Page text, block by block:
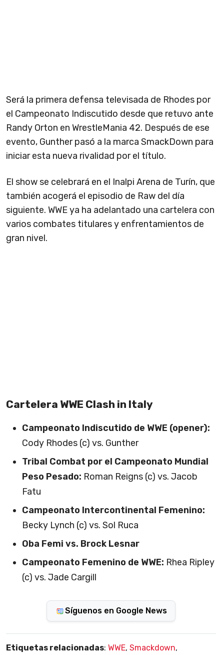
Será la primera defensa televisada de Rhodes por
el Campeonato Indiscutido desde que retuvo ante
Randy Orton en WrestleMania 42. Después de ese
evento, Gunther pasó a la marca SmackDown para
iniciar esta nueva rivalidad por el título.
El show se celebrará en el Inalpi Arena de Turín, que
también acogerá el episodio de Raw del día
siguiente. WWE ya ha adelantado una cartelera con
varios combates titulares y enfrentamientos de
gran nivel.
Cartelera WWE Clash in Italy
Campeonato Indiscutido de WWE (opener):
Cody Rhodes (c) vs. Gunther
Tribal Combat por el Campeonato Mundial
Peso Pesado: Roman Reigns (c) vs. Jacob
Fatu
Campeonato Intercontinental Femenino:
Becky Lynch (c) vs. Sol Ruca
Oba Femi vs. Brock Lesnar
Campeonato Femenino de WWE: Rhea Ripley
(c) vs. Jade Cargill
Síguenos en Google News
Etiquetas relacionadas: WWE, Smackdown,